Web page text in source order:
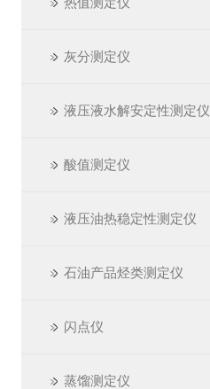
灰分测定仪
液压液水解安定性测定仪
酸值测定仪
液压油热稳定性测定仪
石油产品烃类测定仪
闪点仪
蒸馏测定仪